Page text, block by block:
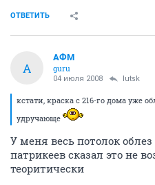
ОТВЕТИТЬ
А
АФМ
guru
04 июля 2008 lutsk
кстати, краска с 216-го дома уже
удручающе
У меня весь потолок
патрикеев сказал это не
теоритически